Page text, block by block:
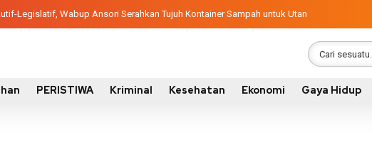
Legislatif, Wabup Ansori Serahkan Tujuh Kontainer Sampah untuk Utan
Pembangunan 2026, Pemkab Sumbawa Luncurkan Empat Proyek PKN II
PERISTIWA Kriminal Kesehatan Ekonomi Gaya Hidup